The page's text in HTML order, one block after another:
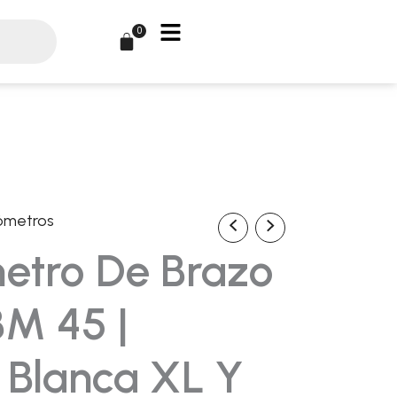
0
Carrito
De Brazo
45 |
XL Y